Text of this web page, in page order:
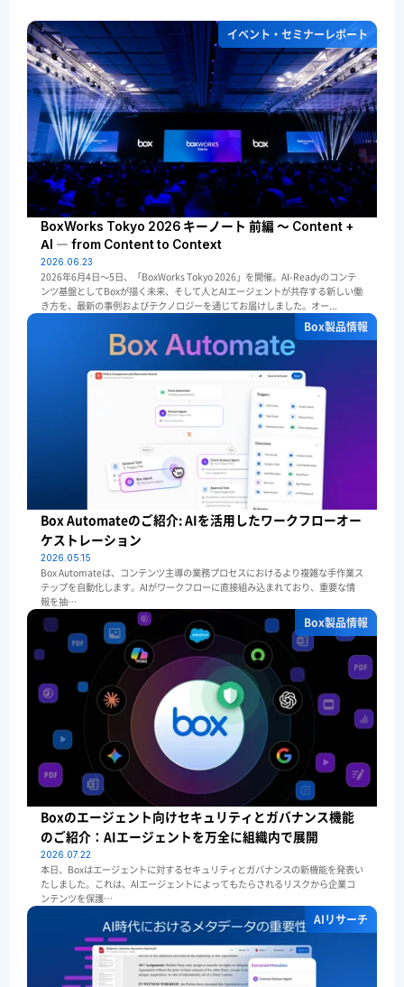
イベント・セミナーレポート
BoxWorks Tokyo 2026 キーノート 前編 ～ Content +
AI ― from Content to Context
2026.06.23
2026年6月4日〜5日、「BoxWorks Tokyo 2026」を開催。AI-Readyのコンテ
ンツ基盤としてBoxが描く未来、そして人とAIエージェントが共存する新しい働
き方を、最新の事例およびテクノロジーを通じてお届けしました。オー...
Box製品情報
Box Automateのご紹介: AIを活用したワークフローオー
ケストレーション
2026.05.15
Box Automateは、コンテンツ主導の業務プロセスにおけるより複雑な手作業ス
テップを自動化します。AIがワークフローに直接組み込まれており、重要な情
報を抽…
Box製品情報
Boxのエージェント向けセキュリティとガバナンス機能
のご紹介：AIエージェントを万全に組織内で展開
2026.07.22
本日、Boxはエージェントに対するセキュリティとガバナンスの新機能を発表い
たしました。これは、AIエージェントによってもたらされるリスクから企業コ
ンテンツを保護…
AIリサーチ